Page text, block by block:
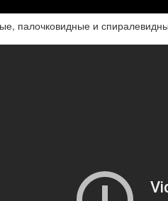
палочковидные и